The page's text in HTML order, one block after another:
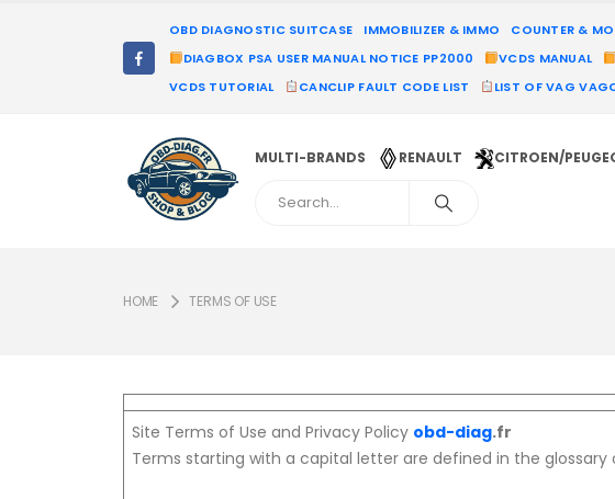
OBD DIAGNOSTIC SUITCASE IMMOBILIZER & IMMO COUNTER &
DIAGBOX PSA USER MANUAL NOTICE PP2000
VCDS MANUAL
VCDS TUTORIAL
CANCLIP FAULT CODE LIST LIST OF VAG
MULTI-BRANDS RENAULT CITROEN/
HOME TERMS OF USE
Site Terms of Use and Privacy Policy obd-diag.fr
Terms starting with a capital letter are defined in the glossary